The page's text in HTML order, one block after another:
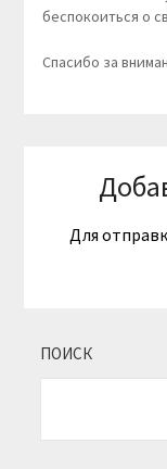
беспокоиться о
Спасибо за
Для
ПОИСК